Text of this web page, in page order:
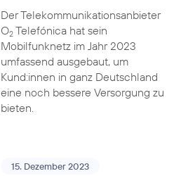
Der Telekommunikationsanbieter
O2Telefónica hat sein
Mobilfunknetz im Jahr 2023
umfassend ausgebaut, um
Kund:innen in ganz Deutschland
eine noch bessere Versorgung zu
bieten.
15. Dezember 2023